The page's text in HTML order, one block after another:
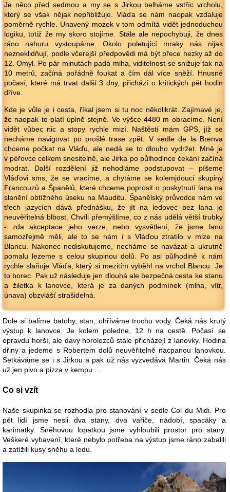
Je něco před sedmou a my se s Jirkou belháme vstříc vrcholu,
který se však nějak nepřibližuje. Vláďa se nám naopak vzdaluje
poměrně rychle. Unavený mozek v tom odmítá vidět jednoduchou
logiku, totiž že my skoro stojíme. Stále ale nepochybuji, že dnes
ráno nahoru vystoupáme. Okolo poletující mraky nás nijak
nezneklidňují, podle včerejší předpovědi má být přece hezky až do
12. Omyl. Po pár minutách padá mlha, viditelnost se snižuje tak na
10 metrů, začíná pořádně foukat a čím dál více sněží. Hnusné
počasí, které má trvat další 3 dny, přichází o kritických pět hodin
dříve.
Kde je vůle je i cesta, říkal jsem si tu noc několikrát. Zajímavé je,
že naopak to platí úplně stejně. Ve výšce 4480 m obracíme. Není
vidět vůbec nic a stopy rychle mizí. Naštěstí mám GPS, jíž se
necháme navigovat po prošlé trase zpět. V sedle de la Brenva
chceme počkat na Vláďu, ale nedá se to dlouho vydržet. Mně je
v péřovce celkem snesitelně, ale Jirka po půlhodince čekání začíná
modrat. Další rozdělení již nehodláme podstupovat – píšeme
Vláďovi sms, že se vracíme, a chytáme se kolemjdoucí skupiny
Francouzů a Španělů, které chceme poprosit o poskytnutí lana na
slanění obtížného úseku na Mauditu. Španělský průvodce nám ve
třech jazycích dává přednášku, že jít na ledovec bez lana je
neuvěřitelná blbost. Chvíli přemýšlíme, co z nás udělá větší trubky
- zda akceptace jeho verze, nebo vysvětlení, že jsme lano
samozřejmě měli, ale to se nám i s Vláďou ztratilo v mlze na
Blancu. Nakonec nediskutujeme, necháme se navázat a ukrutně
pomalu lezeme s celou skupinou dolů. Po asi půlhodině k nám
rychle slaňuje Vláďa, který si mezitím vyběhl na vrchol Blancu. Je
to borec. Pak už následuje jen dlouhá ale bezpečná cesta ke stanu
a žiletka k lanovce, která je za daných podmínek (mlha, vítr,
únava) obzvlášť strašidelná.
Dole si balíme batohy, stan, ohříváme trochu vody. Čeká nás krutý
výstup k lanovce. Je kolem poledne, 12 h na cestě. Počasí se
opravdu horší, ale davy horolezců stále přicházejí z lanovky. Hodina
dřiny a jedeme s Robertem dolů neuvěřitelně nacpanou lanovkou.
Setkáváme se i s Jirkou a pak už nás vyzvedává Martin. Čeká nás
už jen pivo a pizza v kempu ...
Co si vzít
Naše skupinka se rozhodla pro stanování v sedle Col du Midi. Pro
pět lidí jsme nesli dva stany, dva vařiče, nádobí, spacáky a
karimatky. Sněhovou lopatkou jsme vyhloubili prostor pro stany.
Veškeré vybavení, které nebylo potřeba na výstup jsme ráno zabalili
a zatížili kusy sněhu a ledu.